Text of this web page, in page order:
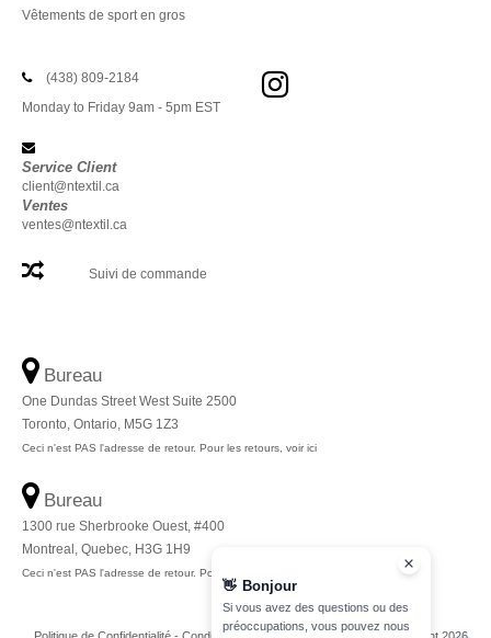
Vêtements de sport en gros
(438) 809-2184
Monday to Friday 9am - 5pm EST
Service Client
client@ntextil.ca
Ventes
ventes@ntextil.ca
Suivi de commande
Bureau
One Dundas Street West Suite 2500
Toronto, Ontario, M5G 1Z3
Ceci n'est PAS l'adresse de retour. Pour les retours, voir ici
Bureau
1300 rue Sherbrooke Ouest, #400
Montreal, Quebec, H3G 1H9
Ceci n'est PAS l'adresse de retour. Pour les retours, voir ici
👋 Bonjour
Si vous avez des questions ou des
préoccupations, vous pouvez nous